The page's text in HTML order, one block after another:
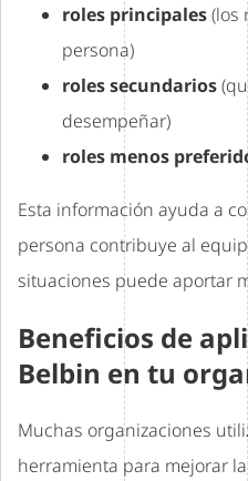
roles principales(los
persona)
roles secundarios
desempeñar)
roles menos
Esta información ayuda a
persona contribuye al
situaciones puede aportar
Beneficios de
Belbin en tu
Muchas organizaciones
herramienta para mejorar